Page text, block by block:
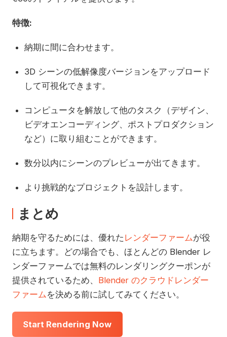
特徴:
納期に間に合わせます。
3D シーンの低解像度バージョンをアップロード
して可視化できます。
コンピュータを解放して他のタスク（デザイン、
ビデオエンコーディング、ポストプロダクション
など）に取り組むことができます。
数分以内にシーンのプレビューが出てきます。
より挑戦的なプロジェクトを設計します。
まとめ
納期を守るためには、優れた レンダーファームが役
に立ちます。どの場合でも、ほとんどの Blender レ
ンダーファームでは無料のレンダリングクーポンが
提供されているため、 Blender のクラウドレンダー
ファームを決める前に試してみてください。
Start Rendering Now